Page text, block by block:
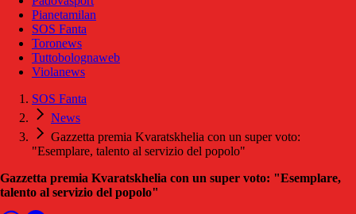
Pianetamilan
SOS Fanta
Toronews
Tuttobolognaweb
Violanews
SOS Fanta
News
Gazzetta premia Kvaratskhelia con un super voto:
"Esemplare, talento al servizio del popolo"
Gazzetta premia Kvaratskhelia con un super voto: "Esemplare,
talento al servizio del popolo"